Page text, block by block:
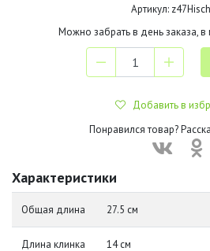
Артикул:
Можно забрать в день заказа, в
Добавить в
Понравился товар?
Характеристики
Общая длина 27.5 см
Длина клинка 14 см